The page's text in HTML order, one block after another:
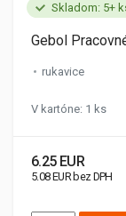
Skladom: 5+
Gebol
rukavice
V kartóne: 1 ks
6.25 EUR
5.08 EUR bez DPH